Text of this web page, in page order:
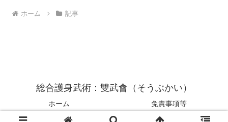
ホーム 記事
総合護身武術：雙武會（そうぶかい）
ホーム 免責事項等